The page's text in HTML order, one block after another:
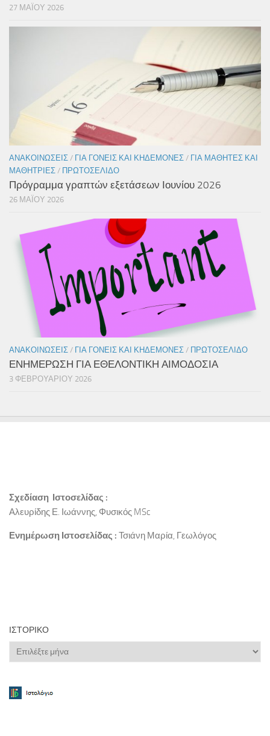
27 ΜΑΪ́ΟΥ 2026
ΑΝΑΚΟΙΝΏΣΕΙΣ / ΓΙΑ ΓΟΝΕΊΣ ΚΑΙ ΚΗΔΕΜΌΝΕΣ / ΓΙΑ ΜΑΘΗΤΈΣ ΚΑΙ
ΜΑΘΉΤΡΙΕΣ / ΠΡΩΤΟΣΈΛΙΔΟ
Πρόγραμμα γραπτών εξετάσεων Ιουνίου 2026
26 ΜΑΪ́ΟΥ 2026
ΑΝΑΚΟΙΝΏΣΕΙΣ / ΓΙΑ ΓΟΝΕΊΣ ΚΑΙ ΚΗΔΕΜΌΝΕΣ / ΠΡΩΤΟΣΈΛΙΔΟ
ΕΝΗΜΕΡΩΣΗ ΓΙΑ ΕΘΕΛΟΝΤΙΚΗ ΑΙΜΟΔΟΣΙΑ
3 ΦΕΒΡΟΥΑΡΊΟΥ 2026
Σχεδίαση Ιστοσελίδας :
Αλευρίδης Ε. Ιωάννης, Φυσικός MSc
Ενημέρωση Ιστοσελίδας : Τσιάνη Μαρία, Γεωλόγος
ΙΣΤΟΡΙΚΌ
Ιστορικό